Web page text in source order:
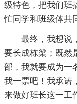
级特色，把我们班
忙同学和班级体共
最终，我想说
要长成栋梁；既然
部，我就要成为一
我一票吧！我承诺
来做好班长这一工